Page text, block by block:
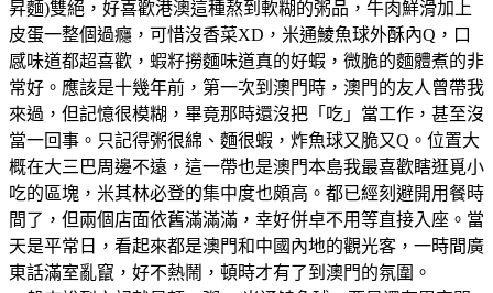
昇麵)雙絕，好喜歡港澳這種熬到軟糊的粥品，牛肉鮮滑加上
皮蛋一整個過癮，可惜沒香菜XD，米通鯪魚球外酥內Q，口
感味道都超喜歡，蝦籽撈麵味道真的好蝦，微脆的麵體煮的非
常好。應該是十幾年前，第一次到澳門時，澳門的友人曾帶我
來過，但記憶很模糊，畢竟那時還沒把「吃」當工作，甚至沒
當一回事。只記得粥很綿、麵很蝦，炸魚球又脆又Q。位置大
概在大三巴周邊不遠，這一帶也是澳門本島我最喜歡瞎逛覓小
吃的區塊，米其林必登的集中度也頗高。都已經刻避開用餐時
間了，但兩個店面依舊滿滿滿，幸好併卓不用等直接入座。當
天是平常日，看起來都是澳門和中國內地的觀光客，一時間廣
東話滿室亂竄，好不熱鬧，頓時才有了到澳門的氛圍。